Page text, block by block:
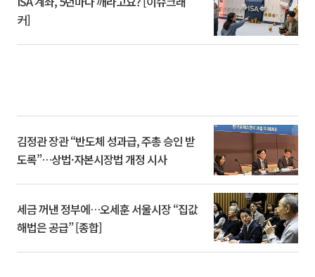
커]
김정관 장관 “반도체 성과급, 주총 승인 받
도록”…상법·자본시장법 개정 시사
세금 꺼낸 정부에…오세훈 서울시장 “집값
해법은 공급” [종합]